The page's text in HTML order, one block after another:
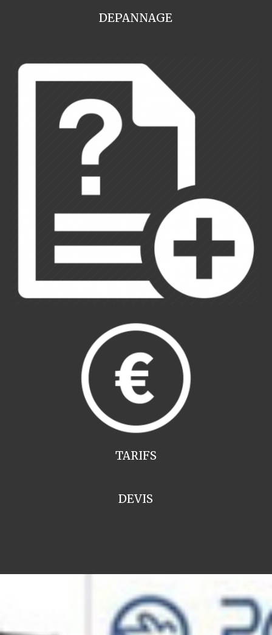
DEPANNAGE
TARIFS
DEVIS